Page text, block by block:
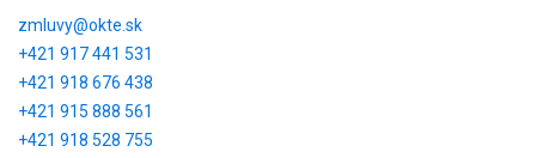
zmluvy@okte.sk
+421 917 441 531
+421 918 676 438
+421 915 888 561
+421 918 528 755